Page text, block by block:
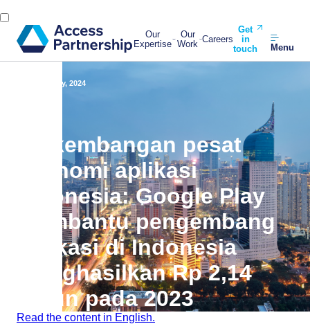
Our
Expertise
Our
Work Careers
Get
in
touch
Menu
2 July, 2024
Perkembangan pesat
ekonomi aplikasi
Indonesia: Google Play
membantu pengembang
aplikasi di Indonesia
menghasilkan Rp 2,14
triliun pada 2023
Read the content in English.